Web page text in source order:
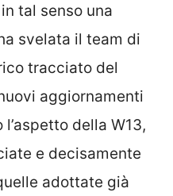
tal senso una
svelata il team di
tracciato del
aggiornamenti
della W13,
e decisamente
adottate già